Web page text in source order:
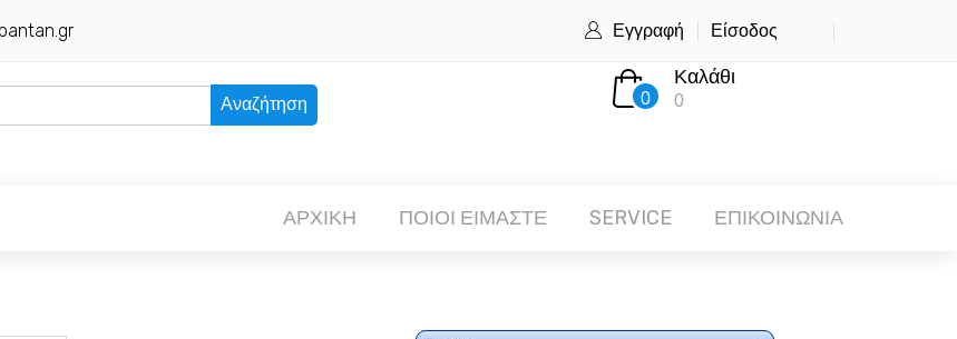
Εγγραφή Είσοδος
Αναζήτηση 0
Καλάθι
0
ΑΡΧΙΚΗ ΠΟΙΟΙ ΕΙΜΑΣΤΕ SERVICE ΕΠΙΚΟΙΝΩΝΙΑ